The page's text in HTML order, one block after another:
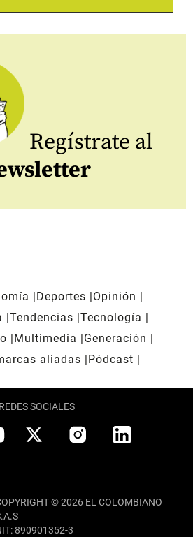
Regístrate al
Deportes
Opinión
Tendencias Tecnología
Multimedia
Generación
aliadas
Pódcast
REDES SOCIALES
© 2026 EL COLOMBIANO
890901352-3